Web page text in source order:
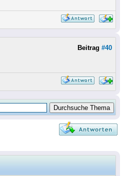
Beitrag #40